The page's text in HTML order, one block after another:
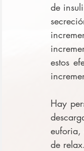
de
estos
Hay
de relax.